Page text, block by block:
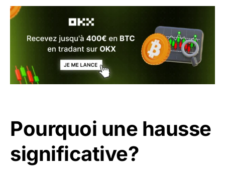
Pourquoi une hausse
significative?